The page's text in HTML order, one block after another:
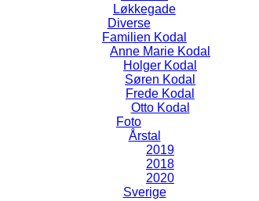
Løkkegade
Diverse
Familien Kodal
Anne Marie Kodal
Holger Kodal
Søren Kodal
Frede Kodal
Otto Kodal
Foto
Årstal
2019
2018
2020
Sverige